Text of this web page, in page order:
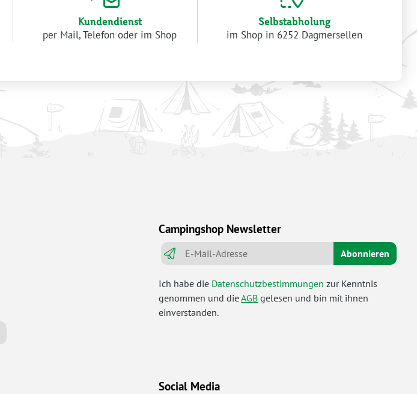
Kundendienst
per Mail, Telefon oder im Shop
Selbstabholung
im Shop in 6252 Dagmersellen
Campingshop Newsletter
Abonnieren
Ich habe die Datenschutzbestimmungen zur Kenntnis
genommen und dieAGB gelesen und bin mit ihnen
einverstanden.
Social Media